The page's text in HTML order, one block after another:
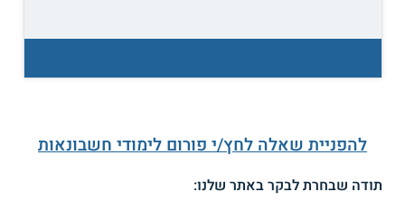
להפניית שאלה לחץ/י פורום לימודי חשבונאות
תודה שבחרת לבקר באתר שלנו: